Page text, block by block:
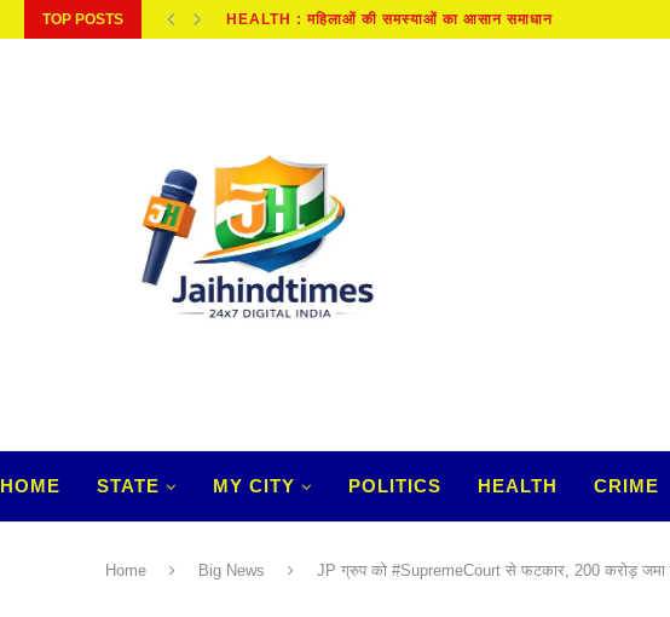
TOP POSTS HEALTH : महिलाओं की समस्‍याओं का आसान समाधान
HOME STATE MY CITY POLITICS HEALTH CRIME
Home Big News JP ग्रुप को #SupremeCourt से फटकार, 200 करोड़ जमा